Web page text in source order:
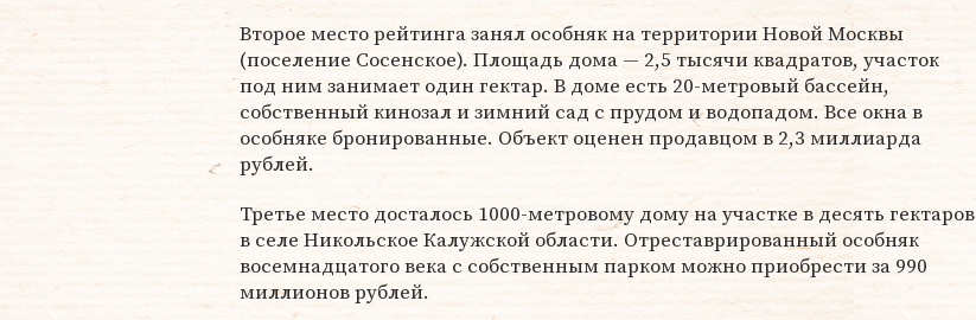
Второе место рейтинга занял особняк на территории Новой Москвы
(поселение Сосенское). Площадь дома — 2,5 тысячи квадратов, участок
под ним занимает один гектар. В доме есть 20-метровый бассейн,
собственный кинозал и зимний сад с прудом и водопадом. Все окна в
особняке бронированные. Объект оценен продавцом в 2,3 миллиарда
рублей.
Третье место досталось 1000-метровому дому на участке в десять гектаров
в селе Никольское Калужской области. Отреставрированный особняк
восемнадцатого века с собственным парком можно приобрести за 990
миллионов рублей.